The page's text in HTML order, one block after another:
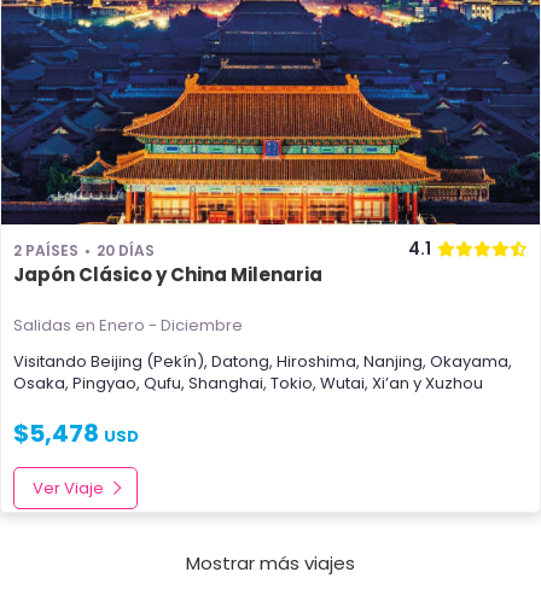
2 PAÍSES 20 DÍAS 4.1
Japón Clásico y China Milenaria
Salidas en Enero - Diciembre
Visitando Beijing (Pekín), Datong, Hiroshima, Nanjing, Okayama,
Osaka, Pingyao, Qufu, Shanghai, Tokio, Wutai, Xi’an yXuzhou
$5,478 USD
Ver Viaje
Mostrar más viajes